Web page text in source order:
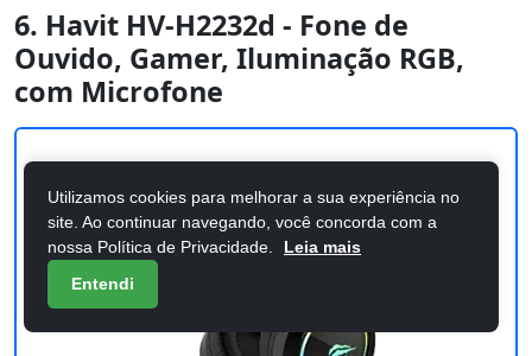
6. Havit HV-H2232d - Fone de
Ouvido, Gamer, Iluminação RGB,
com Microfone
Utilizamos cookies para melhorar a sua experiência no
site. Ao continuar navegando, você concorda com a
nossa Política de Privacidade.
Leia mais
Entendi